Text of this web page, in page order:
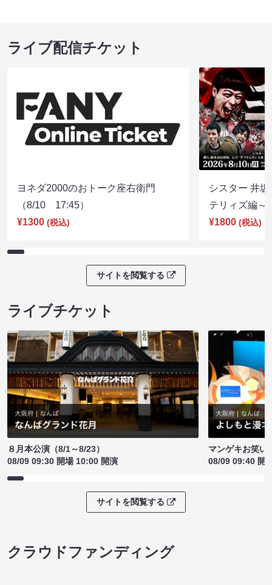
ライブ配信チケット
ヨネダ2000のおトーク座右衛門
（8/10 17:45）
¥1300 (税込)
シスター 井
テリィズ編
¥1800 (税込)
サイトを閲覧する
ライブチケット
８月本公演（8/1～8/23）
08/09 09:30 開場 10:00 開演
マンゲキお笑い
08/09 09:40 開
サイトを閲覧する
クラウドファンディング